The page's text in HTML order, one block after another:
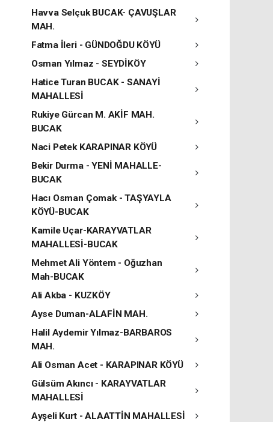
Havva Selçuk BUCAK- ÇAVUŞLAR
MAH.
Fatma İleri - GÜNDOĞDU KÖYÜ
Osman Yılmaz - SEYDİKÖY
Hatice Turan BUCAK - SANAYİ
MAHALLESİ
Rukiye Gürcan M. AKİF MAH.
BUCAK
Naci Petek KARAPINAR KÖYÜ
Bekir Durma - YENİ MAHALLE-
BUCAK
Hacı Osman Çomak - TAŞYAYLA
KÖYÜ-BUCAK
Kamile Uçar-KARAYVATLAR
MAHALLESİ-BUCAK
Mehmet Ali Yöntem - Oğuzhan
Mah-BUCAK
Ali Akba - KUZKÖY
Ayse Duman-ALAFİN MAH.
Halil Aydemir Yılmaz-BARBAROS
MAH.
Ali Osman Acet - KARAPINAR KÖYÜ
Gülsüm Akıncı - KARAYVATLAR
MAHALLESİ
Ayşeli Kurt - ALAATTİN MAHALLESİ